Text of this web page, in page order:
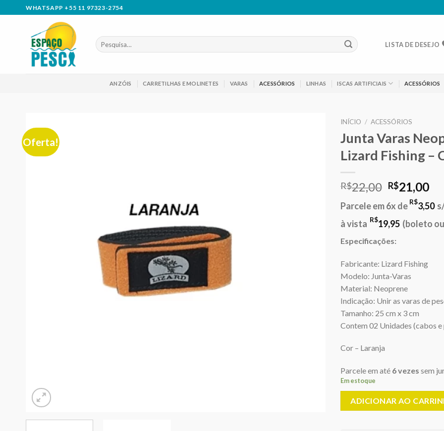
to
WHATSAPP +55 11 97323-2754
Pesquisar
por:
LISTA DE DESEJO
ANZÓIS CARRETILHAS E MOLINETES VARAS ACESSÓRIOS LINHAS ISCAS ARTIFICIAIS ACESSÓRIOS
Oferta!
INÍCIO / ACESSÓRIOS
Junta Varas
Lizard Fishing –
R$22,00 O
preço
original
era:
R$21,00O
é:
Parcele em 6x de R$3,50
à vista R$19,95 (boleto
Especificações:
Fabricante: Lizard Fishing
Modelo: Junta-Varas
Material: Neoprene
Indicação: Unir as varas de
Tamanho: 25 cm x 3 cm
Contem 02 Unidades (cabos
Cor – Laranja
Parcele em até 6 vezes sem
Em estoque
ADICIONAR AO